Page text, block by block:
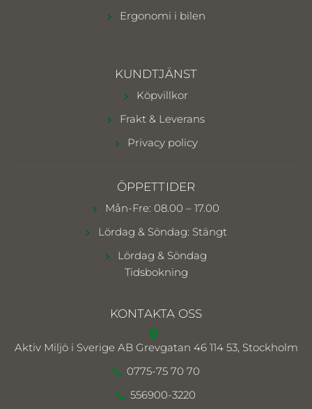
Ergonomi i bilen
KUNDTJÄNST
Köpvillkor
Frakt & Leverans
Privacy policy
ÖPPETTIDER
Mån-Fre: 08.00 – 17.00
Lördag & Söndag: Stängt
Lördag & Söndag
Tidsbokning
KONTAKTA OSS
Aktiv Miljö i Sverige AB Grevgatan 46 114 53, Stockholm
0775-75 70 70
556900-3220